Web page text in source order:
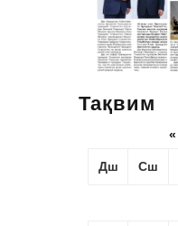
Тақвим
«
Дш Сш